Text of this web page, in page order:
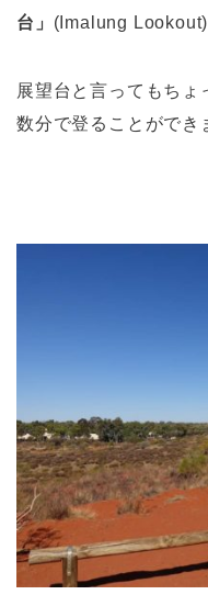
台」 (Imalung Lookout)
展望台と言ってもちょ
数分で登ることができ